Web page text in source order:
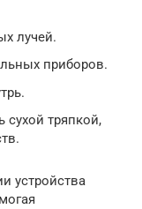
лучей.
приборов.
сухой тряпкой,
устройства